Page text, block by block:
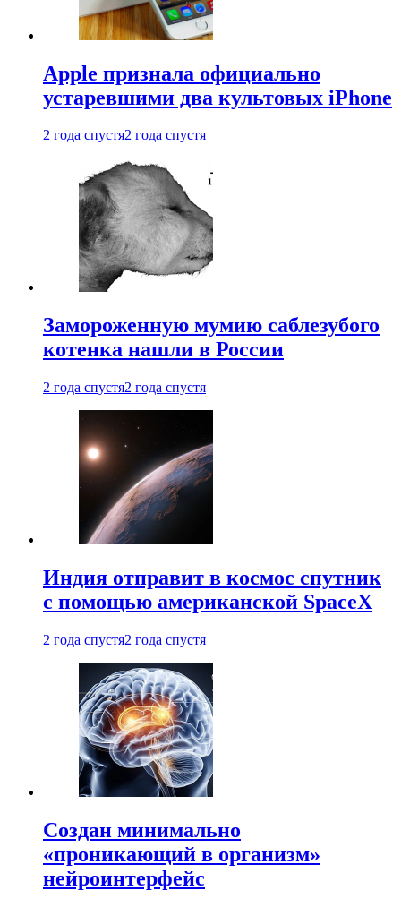
Apple признала официально
устаревшими два культовых iPhone
2 года спустя2 года спустя
Замороженную мумию саблезубого
котенка нашли в России
2 года спустя2 года спустя
Индия отправит в космос спутник
с помощью американской SpaceX
2 года спустя2 года спустя
Создан минимально
«проникающий в организм»
нейроинтерфейс